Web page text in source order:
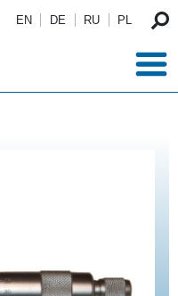
EN DE RU PL